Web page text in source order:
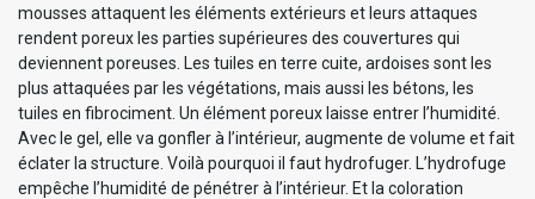
mousses attaquent les éléments extérieurs et leurs attaques
rendent poreux les parties supérieures des couvertures qui
deviennent poreuses. Les tuiles en terre cuite, ardoises sont les
plus attaquées par les végétations, mais aussi les bétons, les
tuiles en fibrociment. Un élément poreux laisse entrer l’humidité.
Avec le gel, elle va gonfler à l’intérieur, augmente de volume et fait
éclater la structure. Voilà pourquoi il faut hydrofuger. L’hydrofuge
empêche l’humidité de pénétrer à l’intérieur. Et la coloration